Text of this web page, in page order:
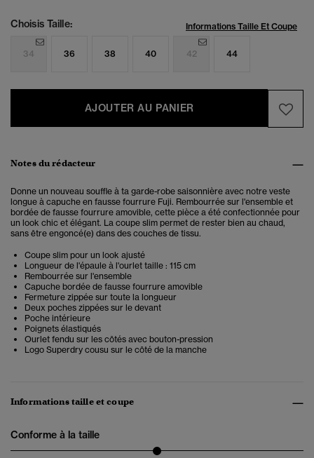
Choisis Taille: Informations Taille Et Coupe
34 36 38 40 42 44
AJOUTER AU PANIER
Notes du rédacteur
Donne un nouveau souffle à ta garde-robe saisonnière avec notre veste
longue à capuche en fausse fourrure Fuji. Rembourrée sur l'ensemble et
bordée de fausse fourrure amovible, cette pièce a été confectionnée pour
un look chic et élégant. La coupe slim permet de rester bien au chaud,
sans être engoncé(e) dans des couches de tissu.
Coupe slim pour un look ajusté
Longueur de l'épaule à l'ourlet taille : 115 cm
Rembourrée sur l'ensemble
Capuche bordée de fausse fourrure amovible
Fermeture zippée sur toute la longueur
Deux poches zippées sur le devant
Poche intérieure
Poignets élastiqués
Ourlet fendu sur les côtés avec bouton-pression
Logo Superdry cousu sur le côté de la manche
Informations taille et coupe
Conforme à la taille